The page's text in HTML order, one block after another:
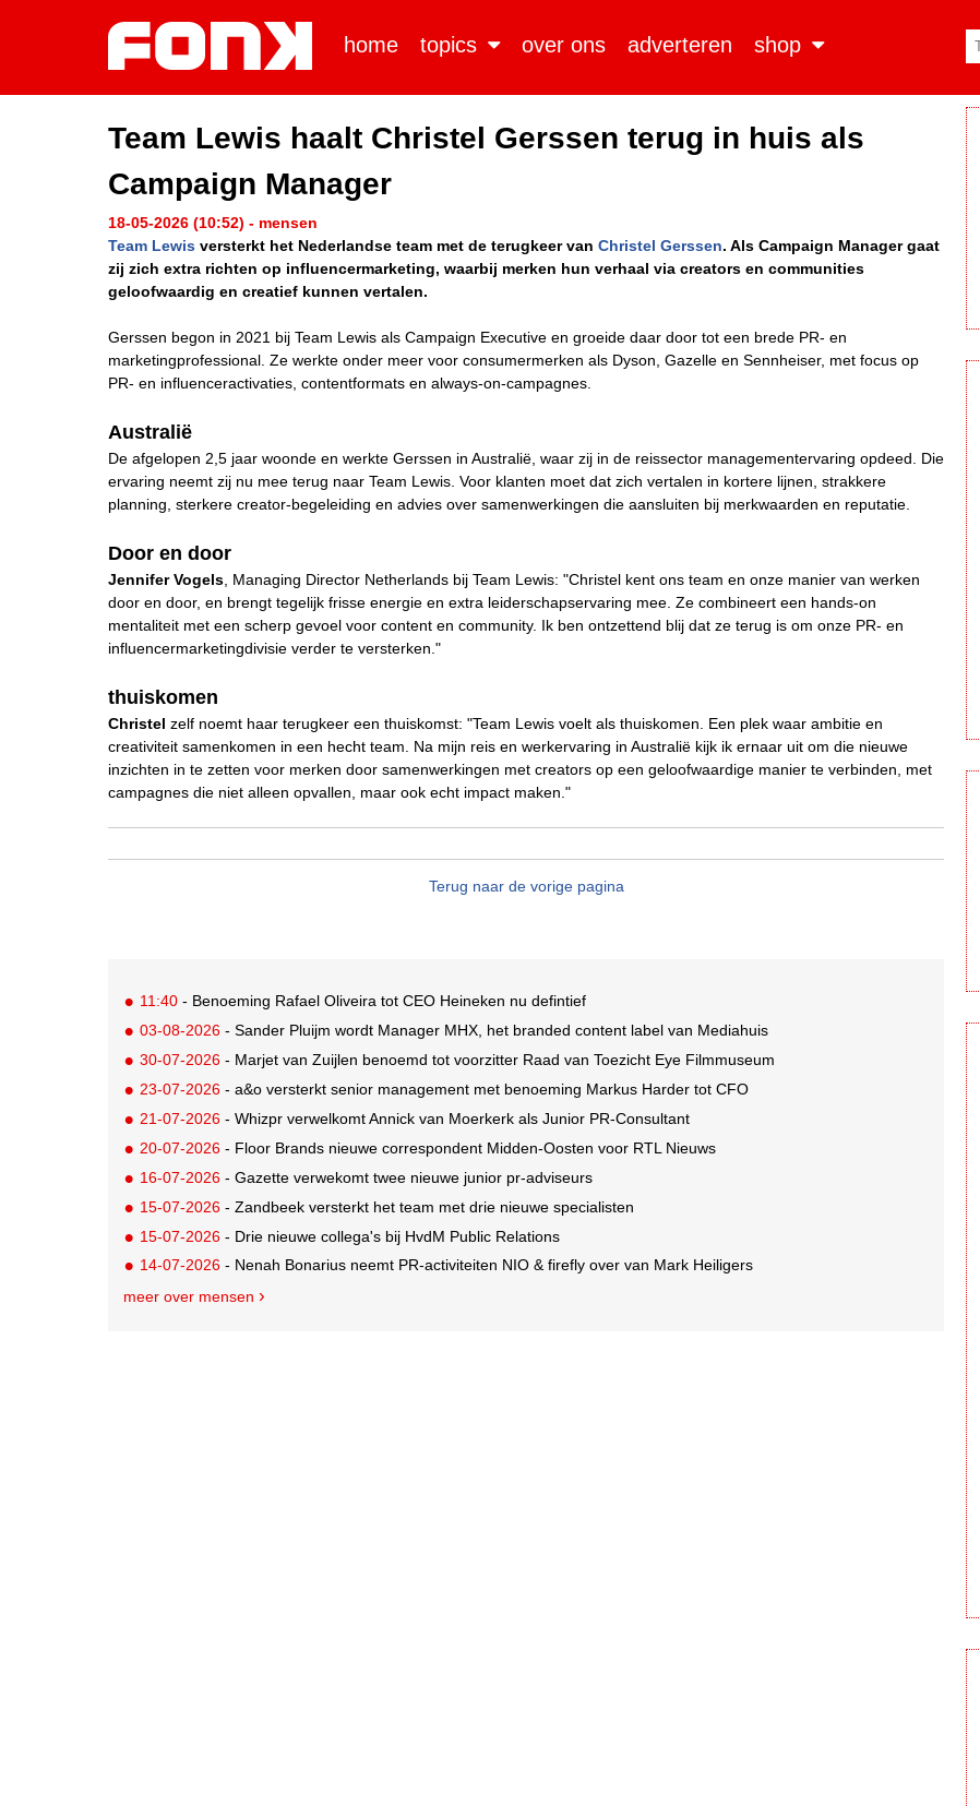
home topics over ons adverteren shop
Team Lewis haalt Christel Gerssen terug in huis als
Campaign Manager
18-05-2026 (10:52) - mensen
Team Lewis versterkt het Nederlandse team met de terugkeer van Christel Gerssen. Als Campaign Manager gaat
zij zich extra richten op influencermarketing, waarbij merken hun verhaal via creators en communities
geloofwaardig en creatief kunnen vertalen.
Gerssen begon in 2021 bij Team Lewis als Campaign Executive en groeide daar door tot een brede PR- en
marketingprofessional. Ze werkte onder meer voor consumermerken als Dyson, Gazelle en Sennheiser, met focus op
PR- en influenceractivaties, contentformats en always-on-campagnes.
Australië
De afgelopen 2,5 jaar woonde en werkte Gerssen in Australië, waar zij in de reissector managementervaring opdeed. Die
ervaring neemt zij nu mee terug naar Team Lewis. Voor klanten moet dat zich vertalen in kortere lijnen, strakkere
planning, sterkere creator-begeleiding en advies over samenwerkingen die aansluiten bij merkwaarden en reputatie.
Door en door
Jennifer Vogels , Managing Director Netherlands bij Team Lewis: "Christel kent ons team en onze manier van werken
door en door, en brengt tegelijk frisse energie en extra leiderschapservaring mee. Ze combineert een hands-on
mentaliteit met een scherp gevoel voor content en community. Ik ben ontzettend blij dat ze terug is om onze PR- en
influencermarketingdivisie verder te versterken."
thuiskomen
Christel zelf noemt haar terugkeer een thuiskomst: "Team Lewis voelt als thuiskomen. Een plek waar ambitie en
creativiteit samenkomen in een hecht team. Na mijn reis en werkervaring in Australië kijk ik ernaar uit om die nieuwe
inzichten in te zetten voor merken door samenwerkingen met creators op een geloofwaardige manier te verbinden, met
campagnes die niet alleen opvallen, maar ook echt impact maken."
Terug naar de vorige pagina
11:40 - Benoeming Rafael Oliveira tot CEO Heineken nu defintief
03-08-2026 - Sander Pluijm wordt Manager MHX, het branded content label van Mediahuis
30-07-2026 - Marjet van Zuijlen benoemd tot voorzitter Raad van Toezicht Eye Filmmuseum
23-07-2026 - a&o versterkt senior management met benoeming Markus Harder tot CFO
21-07-2026 - Whizpr verwelkomt Annick van Moerkerk als Junior PR-Consultant
20-07-2026 - Floor Brands nieuwe correspondent Midden-Oosten voor RTL Nieuws
16-07-2026 - Gazette verwekomt twee nieuwe junior pr-adviseurs
15-07-2026 - Zandbeek versterkt het team met drie nieuwe specialisten
15-07-2026 - Drie nieuwe collega's bij HvdM Public Relations
14-07-2026 - Nenah Bonarius neemt PR-activiteiten NIO & firefly over van Mark Heiligers
meer over mensen